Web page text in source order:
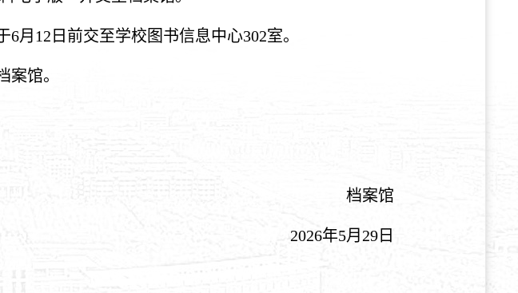
月12日前交至学校图书信息中心302室。
馆。
档案馆
2026年5月29日